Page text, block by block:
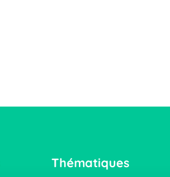
Thématiques